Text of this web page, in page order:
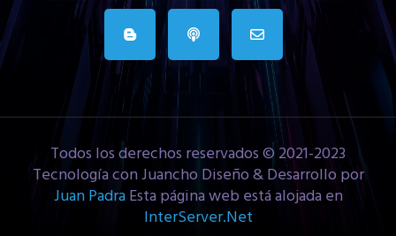
Todos los derechos reservados © 2021-2023
Tecnología con Juancho Diseño & Desarrollo por
Juan PadraEsta página web está alojada en
InterServer.Net